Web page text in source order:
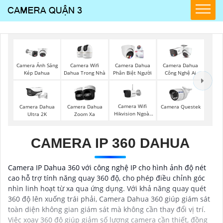
Camera Ánh Sáng
Kép Dahua
Camera Wifi
Dahua Trong Nhà
Camera Dahua
Phân Biệt Người
Camera Dahua
Công Nghệ Ai
Camera Dahua
Ultra 2K
Camera Dahua
Zoom Xa
Camera Wifi
Hikvision Ngoài
Camera Questek
CAMERA IP 360 DAHUA
Camera IP Dahua 360 với công nghệ IP cho hình ảnh độ nét
cao hỗ trợ tính năng quay 360 độ, cho phép điều chỉnh góc
nhìn linh hoạt từ xa qua ứng dụng. Với khả năng quay quét
360 độ lên xuống trái phải, Camera Dahua 360 giúp giám sát
toàn diện không gian giám sát mà không cần thay đổi vị trí.
Việc xoay 360 độ giúp giảm số lượng camera cần thiết, đồng